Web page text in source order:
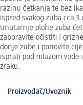
razinu četkanja te bez
ispred svakog zuba cca
Unutarnje plohe zuba
zaboravite očistiti i
donje zube i ponovite
isprati pod mlazom vode
zraku.
Proizvođač/Uvoznik